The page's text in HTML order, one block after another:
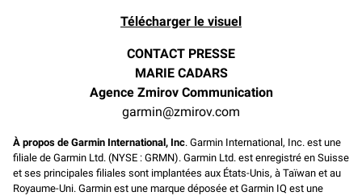
Télécharger le visuel
CONTACT PRESSE
MARIE CADARS
Agence Zmirov Communication
garmin@zmirov.com
À propos de Garmin International, Inc. Garmin International, Inc. est une
filiale de Garmin Ltd. (NYSE : GRMN). Garmin Ltd. est enregistré en Suisse
et ses principales filiales sont implantées aux États-Unis, à Taïwan et au
Royaume-Uni. Garmin est une marque déposée et Garmin IQ est une